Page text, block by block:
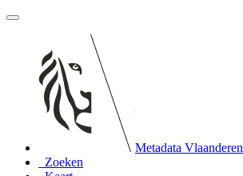
Metadata Vlaanderen
Zoeken